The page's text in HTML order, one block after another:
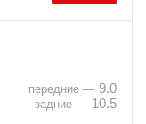
9.0
10.5